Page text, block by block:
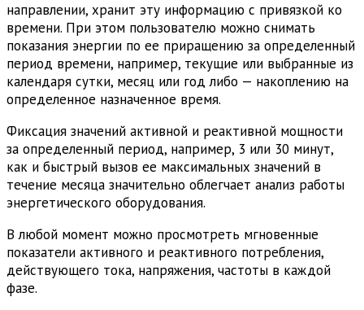
направлении, хранит эту информацию с привязкой ко
времени. При этом пользователю можно снимать
показания энергии по ее приращению за определенный
период времени, например, текущие или выбранные из
календаря сутки, месяц или год либо — накоплению на
определенное назначенное время.
Фиксация значений активной и реактивной мощности
за определенный период, например, 3 или 30 минут,
как и быстрый вызов ее максимальных значений в
течение месяца значительно облегчает анализ работы
энергетического оборудования.
В любой момент можно просмотреть мгновенные
показатели активного и реактивного потребления,
действующего тока, напряжения, частоты в каждой
фазе.